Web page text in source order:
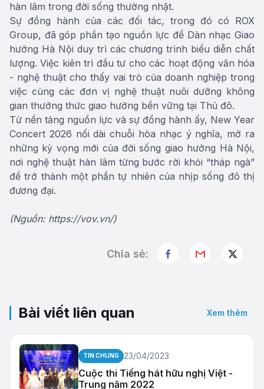
hàn lâm trong đời sống thường nhật.
Sự đồng hành của các đối tác, trong đó có ROX
Group, đã góp phần tạo nguồn lực để Dàn nhạc Giao
hưởng Hà Nội duy trì các chương trình biểu diễn chất
lượng. Việc kiên trì đầu tư cho các hoạt động văn hóa
- nghệ thuật cho thấy vai trò của doanh nghiệp trong
việc cùng các đơn vị nghệ thuật nuôi dưỡng không
gian thưởng thức giao hưởng bền vững tại Thủ đô.
Từ nền tảng nguồn lực và sự đồng hành ấy, New Year
Concert 2026 nối dài chuỗi hòa nhạc ý nghĩa, mở ra
những kỳ vọng mới của đời sống giao hưởng Hà Nội,
nơi nghệ thuật hàn lâm từng bước rời khỏi “tháp ngà”
để trở thành một phần tự nhiên của nhịp sống đô thị
đương đại.
(Nguồn: https://vov.vn/)
Chia sẻ:
Bài viết liên quan Xem thêm
TIN CHUNG 23/04/2023
Cuộc thi Tiếng hát hữu nghị Việt -
Trung năm 2022